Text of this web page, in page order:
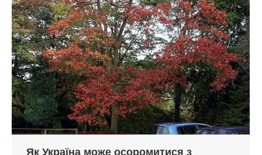
Як Україна може осоромитися з